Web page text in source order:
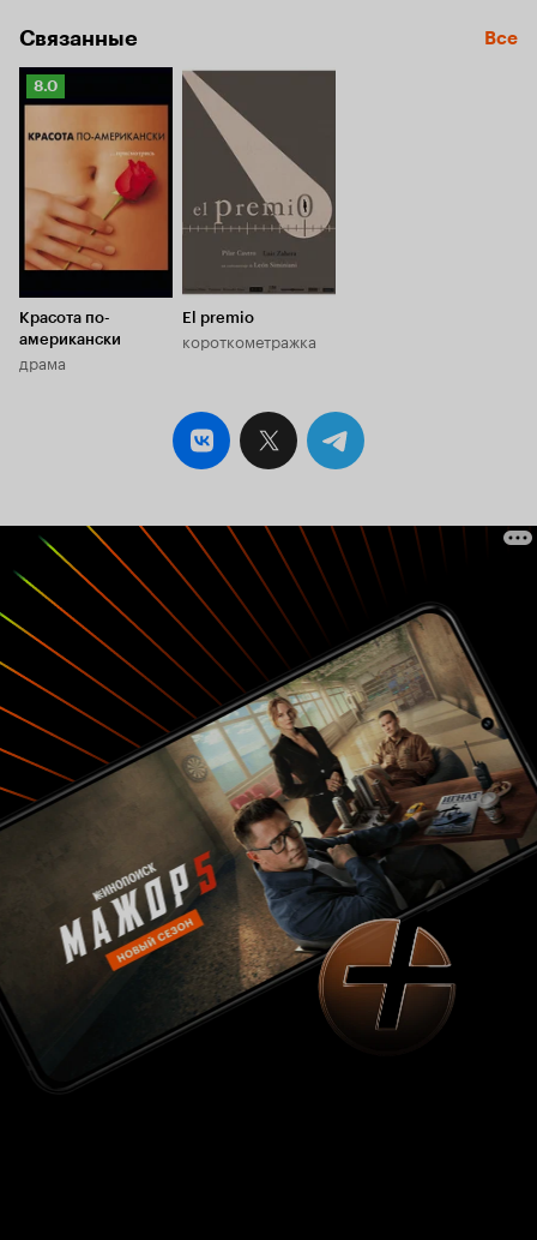
Связанные Все
Рейтинг
Кинопоиска
8.0
8.0
Красота по-
американски
драма
El premio
короткометражка